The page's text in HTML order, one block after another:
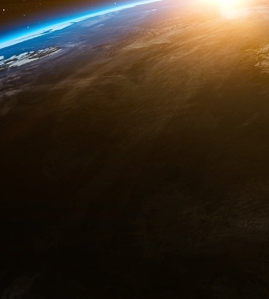
Le « Nouvel Empire Européen » s’effondrera
maintenant penser à une union des
commune, pour payer la construction
le leitmotiv de chacun. Car la peur et la
et l’étroitesse d’esprit. Rester dans la
amener que l’effondrement de tout un
manque de courage des peuples à s’élever